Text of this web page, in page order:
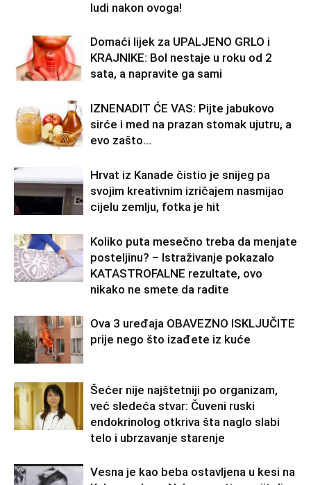
ludi nakon ovoga!
Domaći lijek za UPALJENO GRLO i
KRAJNIKE: Bol nestaje u roku od 2
sata, a napravite ga sami
IZNENADIT ĆE VAS: Pijte jabukovo
sirće i med na prazan stomak ujutru, a
evo zašto…
Hrvat iz Kanade čistio je snijeg pa
svojim kreativnim izričajem nasmijao
cijelu zemlju, fotka je hit
Koliko puta mesečno treba da menjate
posteljinu? – Istraživanje pokazalo
KATASTROFALNE rezultate, ovo
nikako ne smete da radite
Ova 3 uređaja OBAVEZNO ISKLJUČITE
prije nego što izađete iz kuće
Šećer nije najštetniji po organizam,
već sledeća stvar: Čuveni ruski
endokrinolog otkriva šta naglo slabi
telo i ubrzavanje starenje
Vesna je kao beba ostavljena u kesi na